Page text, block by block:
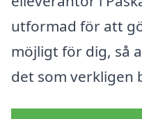
utformad för att
möjligt för dig, så
det som verkligen